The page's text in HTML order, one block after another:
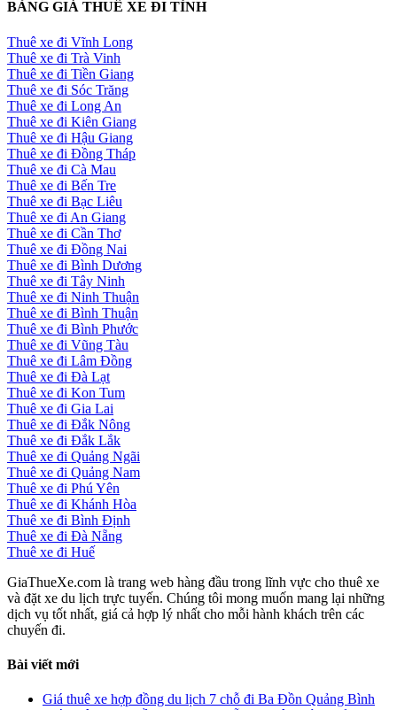
BẢNG GIÁ THUÊ XE ĐI TỈNH
Thuê xe đi Vĩnh Long
Thuê xe đi Trà Vinh
Thuê xe đi Tiền Giang
Thuê xe đi Sóc Trăng
Thuê xe đi Long An
Thuê xe đi Kiên Giang
Thuê xe đi Hậu Giang
Thuê xe đi Đồng Tháp
Thuê xe đi Cà Mau
Thuê xe đi Bến Tre
Thuê xe đi Bạc Liêu
Thuê xe đi An Giang
Thuê xe đi Cần Thơ
Thuê xe đi Đồng Nai
Thuê xe đi Bình Dương
Thuê xe đi Tây Ninh
Thuê xe đi Ninh Thuận
Thuê xe đi Bình Thuận
Thuê xe đi Bình Phước
Thuê xe đi Vũng Tàu
Thuê xe đi Lâm Đồng
Thuê xe đi Đà Lạt
Thuê xe đi Kon Tum
Thuê xe đi Gia Lai
Thuê xe đi Đắk Nông
Thuê xe đi Đắk Lắk
Thuê xe đi Quảng Ngãi
Thuê xe đi Quảng Nam
Thuê xe đi Phú Yên
Thuê xe đi Khánh Hòa
Thuê xe đi Bình Định
Thuê xe đi Đà Nẵng
Thuê xe đi Huế
GiaThueXe.com là trang web hàng đầu trong lĩnh vực cho thuê xe
và đặt xe du lịch trực tuyến. Chúng tôi mong muốn mang lại những
dịch vụ tốt nhất, giá cả hợp lý nhất cho mỗi hành khách trên các
chuyến đi.
Bài viết mới
Giá thuê xe hợp đồng du lịch 7 chỗ đi Ba Đồn Quảng Bình